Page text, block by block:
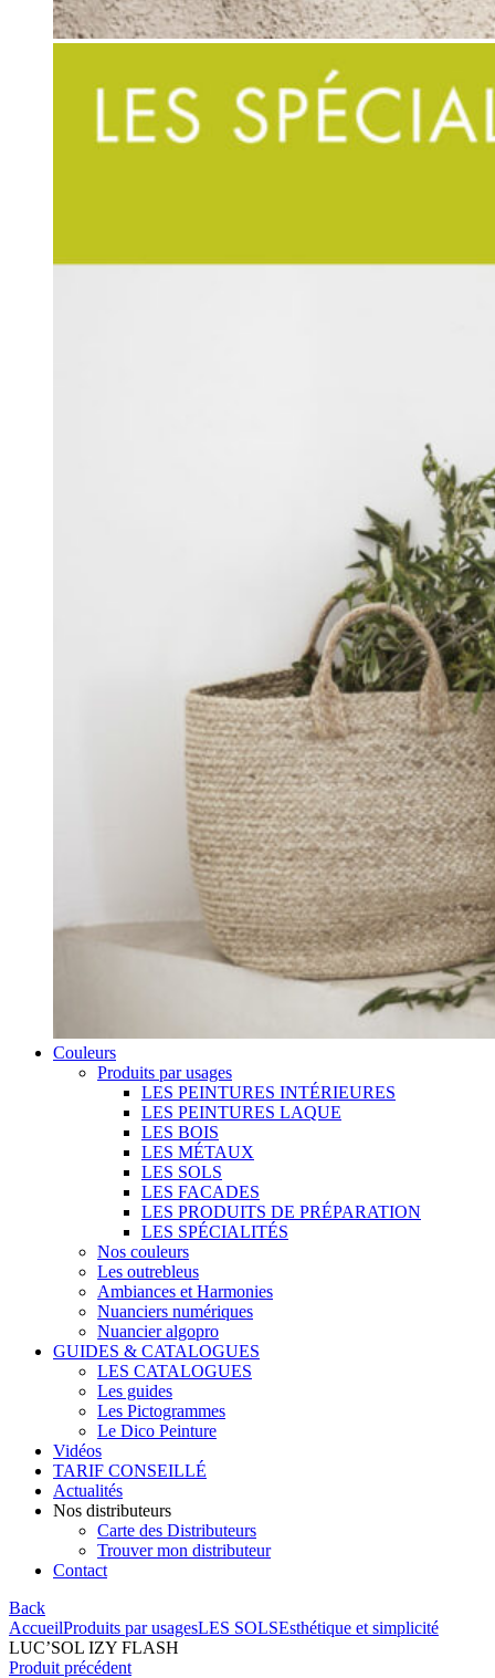
Couleurs
Produits par usages
LES PEINTURES INTÉRIEURES
LES PEINTURES LAQUE
LES BOIS
LES MÉTAUX
LES SOLS
LES FACADES
LES PRODUITS DE PRÉPARATION
LES SPÉCIALITÉS
Nos couleurs
Les outrebleus
Ambiances et Harmonies
Nuanciers numériques
Nuancier algopro
GUIDES & CATALOGUES
LES CATALOGUES
Les guides
Les Pictogrammes
Le Dico Peinture
Vidéos
TARIF CONSEILLÉ
Actualités
Nos distributeurs
Carte des Distributeurs
Trouver mon distributeur
Contact
Back
AccueilProduits par usagesLES SOLSEsthétique et simplicité
LUC’SOL IZY FLASH
Produit précédent